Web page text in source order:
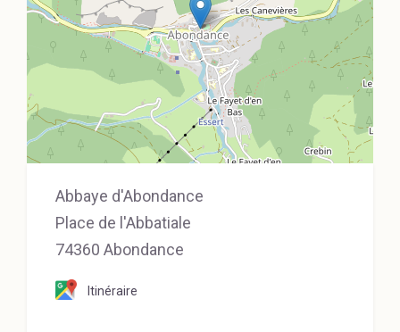
Abbaye d'Abondance
Place de l'Abbatiale
74360 Abondance
Itinéraire